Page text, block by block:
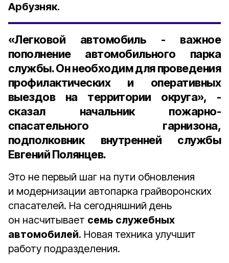
Арбузняк.
«Легковой автомобиль - важное
пополнение автомобильного парка
службы. Он необходим для проведения
профилактических и оперативных
выездов на территории округа», -
сказал начальник пожарно-
спасательного гарнизона,
подполковник внутренней службы
Евгений Полянцев.
Это не первый шаг на пути обновления
и модернизации автопарка грайворонских
спасателей. На сегодняшний день
он насчитывает семь служебных
автомобилей. Новая техника улучшит
работу подразделения.